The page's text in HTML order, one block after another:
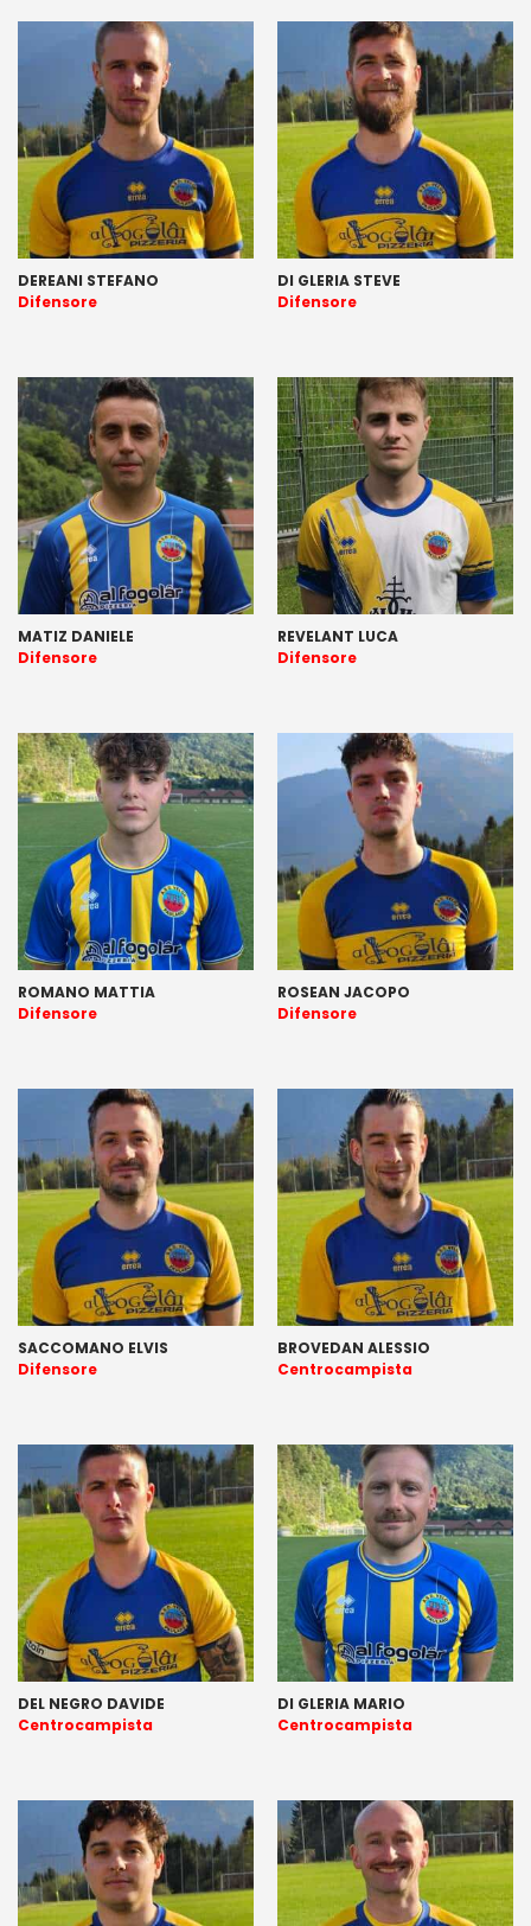
DEREANI STEFANO
Difensore
DI GLERIA STEVE
Difensore
MATIZ DANIELE
Difensore
REVELANT LUCA
Difensore
ROMANO MATTIA
Difensore
ROSEAN JACOPO
Difensore
SACCOMANO ELVIS
Difensore
BROVEDAN ALESSIO
Centrocampista
DEL NEGRO DAVIDE
Centrocampista
DI GLERIA MARIO
Centrocampista